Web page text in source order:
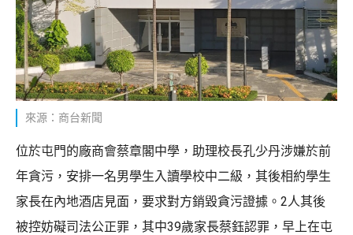
來源：商台新聞
位於屯門的廠商會蔡章閣中學，助理校長孔少丹涉嫌於前
年貪污，安排一名男學生入讀學校中二級，其後相約學生
家長在內地酒店見面，要求對方銷毀貪污證據。2人其後
被控妨礙司法公正罪，其中39歲家長蔡鈺認罪，早上在屯